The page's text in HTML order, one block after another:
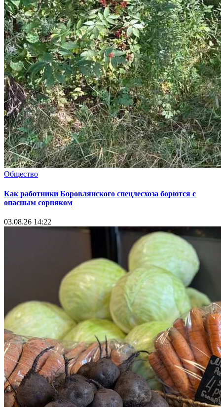
Общество
Как работники Боровлянского спецлесхоза борются с
опасным сорняком
03.08.26 14:22